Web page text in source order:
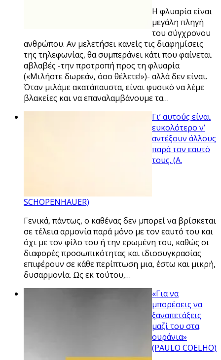
Η φλυαρία είναι
μεγάλη πληγή
του σύγχρονου
ανθρώπου. Αν μελετήσει κανείς τις διαφημίσεις
της τηλεφωνίας, θα συμπεράνει κάτι που φαίνεται
αβλαβές -την προτροπή προς τη φλυαρία
(«Μιλήστε δωρεάν, όσο θέλετε!»)- αλλά δεν είναι.
Όταν μιλάμε ακατάπαυστα, είναι φυσικό να λέμε
βλακείες και να επαναλαμβάνουμε τα…
Γι’ αυτούς είναι
ευκολότερο ν’
αντέξουν άλλους
παρά τον εαυτό
τους. (A.
SCHOPENHAUER)
Γενικά, πάντως, ο καθένας δεν μπορεί να βρίσκεται
σε τέλεια αρμονία παρά μόνο με τον εαυτό του και
όχι με τον φίλο του ή την ερωμένη του, καθώς οι
διαφορές προσωπικότητας και ιδιοσυγκρασίας
επιφέρουν σε κάθε περίπτωση μια, έστω και μικρή,
δυσαρμονία. Ως εκ τούτου,…
«Για να
μπορέσεις να
ξαναπετάξεις
μαζί του στα
ουράνια»
(PAULO COELHO)